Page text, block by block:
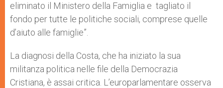
eliminato il Ministero della Famiglia e tagliato il
fondo per tutte le politiche sociali, comprese quelle
d’aiuto alle famiglie”.
La diagnosi della Costa, che ha iniziato la sua
militanza politica nelle file della Democrazia
Cristiana, è assai critica. L’europarlamentare osserva